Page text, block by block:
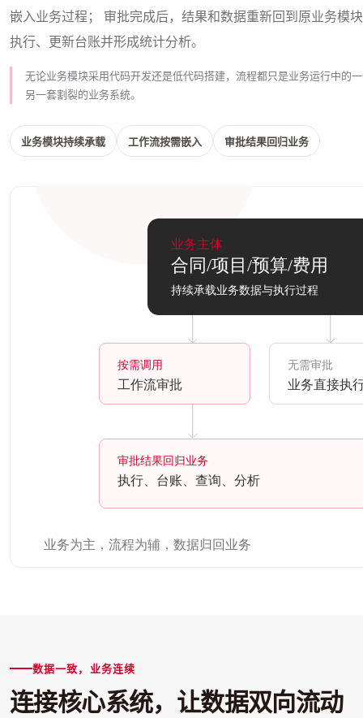
嵌入业务过程； 审批完成后，结果和数据重新回到原业务模
执行、更新台账并形成统计分析。
无论业务模块采用代码开发还是低代码搭建，流程都只是业务运行中的
另一套割裂的业务系统。
业务模块持续承载 工作流按需嵌入 审批结果回归业务
数据一致，业务连续
连接核心系统，让数据双向流动